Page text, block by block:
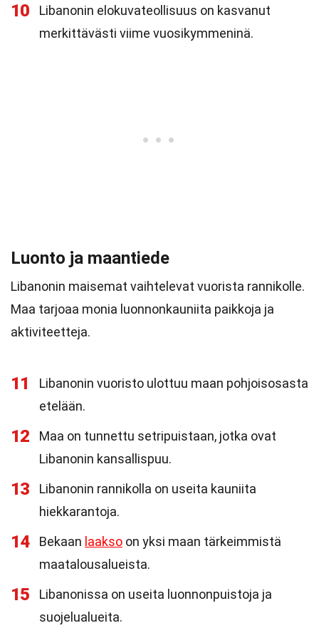
10
Libanonin elokuvateollisuus on kasvanut
merkittävästi viime vuosikymmeninä.
Luonto ja maantiede
Libanonin maisemat vaihtelevat vuorista rannikolle.
Maa tarjoaa monia luonnonkauniita paikkoja ja
aktiviteetteja.
11
Libanonin vuoristo ulottuu maan pohjoisosasta
etelään.
12
Maa on tunnettu setripuistaan, jotka ovat
Libanonin kansallispuu.
13
Libanonin rannikolla on useita kauniita
hiekkarantoja.
14 Bekaan laakso on yksi maan tärkeimmistä
maatalousalueista.
15
Libanonissa on useita luonnonpuistoja ja
suojelualueita.